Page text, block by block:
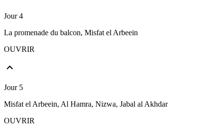
Jour 4
La promenade du balcon, Misfat el Arbeein
OUVRIR
Jour 5
Misfat el Arbeein, Al Hamra, Nizwa, Jabal al Akhdar
OUVRIR